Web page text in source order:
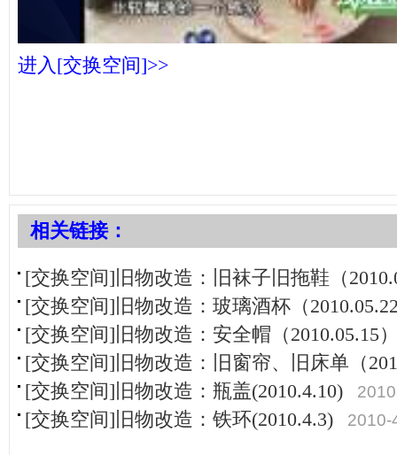
进入[交换空间]>>
相关链接：
[交换空间]旧物改造：旧袜子旧拖鞋（
[交换空间]旧物改造：玻璃酒杯（
[交换空间]旧物改造：安全帽（2010.05.15
[交换空间]旧物改造：旧窗帘、旧床单（
[交换空间]旧物改造：瓶盖(2010.4.10)
[交换空间]旧物改造：铁环(2010.4.3) 2010-